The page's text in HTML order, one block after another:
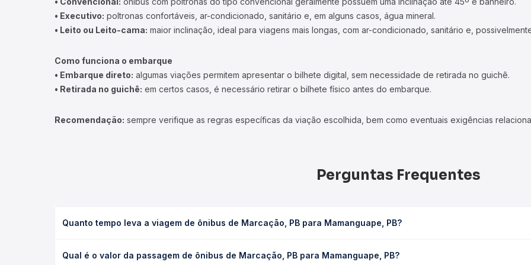
• Executivo: poltronas confortáveis, ar-condicionado, sanitário e, em alguns casos, água mineral.
• Leito ou Leito-cama: maior inclinação, ideal para viagens mais longas, com ar-condicionado, sanitário e,
Como funciona o embarque
• Embarque direto: algumas viações permitem apresentar o bilhete digital, sem necessidade de retirada no guichê.
• Retirada no guichê: em certos casos, é necessário retirar o bilhete físico antes do embarque.
Recomendação: sempre verifique as regras específicas da viação escolhida, bem como eventuais exigências
Perguntas Frequentes
Quanto tempo leva a viagem de ônibus de Marcação, PB para Mamanguape, PB?
leito) e as condições de tráfego. Na Quero Passagem você consulta os horários disponíveis e vê a duração exata de
Qual é o valor da passagem de ônibus de Marcação, PB para Mamanguape, PB?